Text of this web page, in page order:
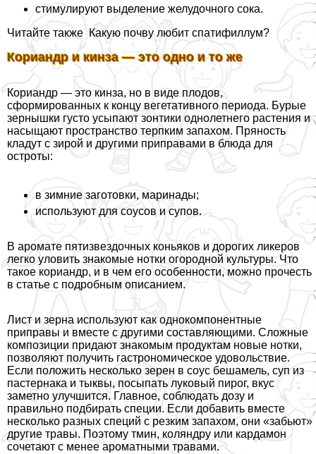
стимулируют выделение желудочного сока.
Читайте также Какую почву любит спатифиллум?
Кориандр и кинза — это одно и то же
Кориандр — это кинза, но в виде плодов,
сформированных к концу вегетативного периода. Бурые
зернышки густо усыпают зонтики однолетнего растения и
насыщают прострaнcтво терпким запахом. Пряность
кладут с зирой и другими приправами в блюда для
остроты:
в зимние заготовки, маринады;
используют для соусов и супов.
В аромате пятизвездочных коньяков и дорогих ликеров
легко уловить знакомые нотки огородной культуры. Что
такое кориандр, и в чем его особенности, можно прочесть
в статье с подробным описанием.
Лист и зерна используют как однокомпонентные
приправы и вместе с другими составляющими. Сложные
композиции придают знакомым продуктам новые нотки,
позволяют получить гастрономическое удовольствие.
Если положить несколько зерен в соус бешамель, суп из
пастернака и тыквы, посыпать луковый пирог, вкус
заметно улучшится. Главное, соблюдать дозу и
правильно подбирать специи. Если добавить вместе
несколько разных специй с резким запахом, они «забьют»
другие травы. Поэтому тмин, коляндру или кардамон
сочетают с менее ароматными травами.